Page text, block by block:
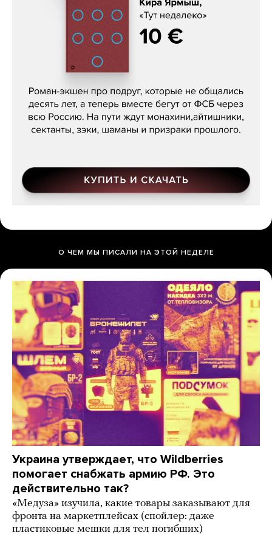
Кира Ярмыш, «Тут недалеко»
О ЧЕМ МЫ ПИСАЛИ НА ЭТОЙ НЕДЕЛЕ
Украина утверждает, что Wildberries
помогает снабжать армию РФ. Это
действительно так?
«Медуза» изучила, какие товары заказывают для
фронта на маркетплейсах (спойлер: даже
пластиковые мешки для тел погибших)